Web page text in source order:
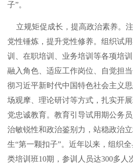
子”。
立规矩促成长，提高政治素养。
党性锤炼，提升党性修养。组织试
训、在职培训、业务培训等各项培
融入角色、适应工作岗位、自觉担
彻习近平新时代中国特色社会主义
场观摩、理论研讨等方式，扎实开
党忠诚教育。教育引导试用期公务
治敏锐性和政治鉴别力，站稳政治
生“第一颗扣子”。近年以来，组织
类培训班10期，参训人员达300多人